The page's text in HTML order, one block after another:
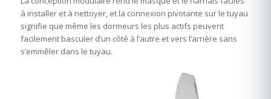
à installer et à nettoyer, et la connexion pivotante sur le tuyau
signifie que même les dormeurs les plus actifs peuvent
facilement basculer d’un côté à l’autre et vers l’arrière sans
s’emmêler dans le tuyau.